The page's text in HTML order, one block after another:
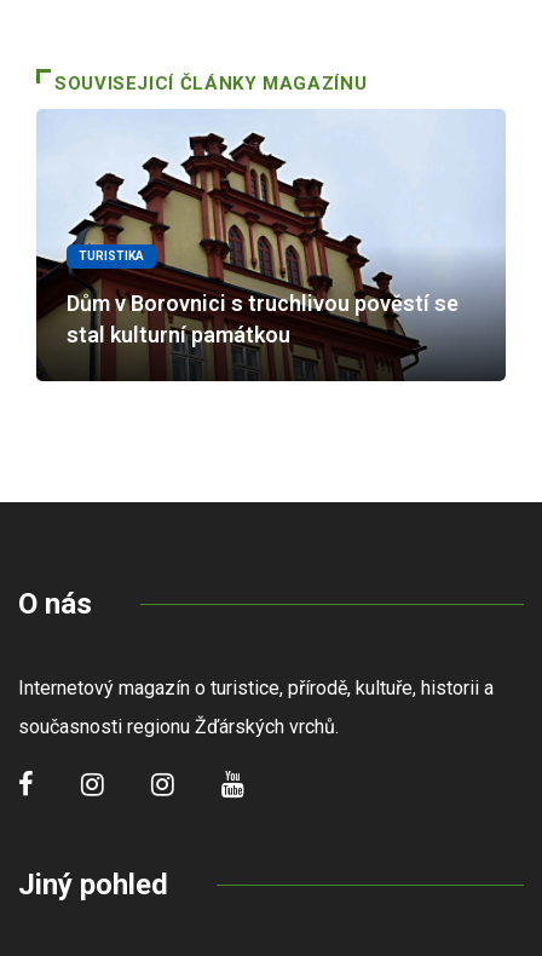
SOUVISEJICÍ ČLÁNKY MAGAZÍNU
TURISTIKA
Dům v Borovnici s truchlivou pověstí se
stal kulturní památkou
O nás
Internetový magazín o turistice, přírodě, kultuře, historii a
současnosti regionu Žďárských vrchů.
Jiný pohled